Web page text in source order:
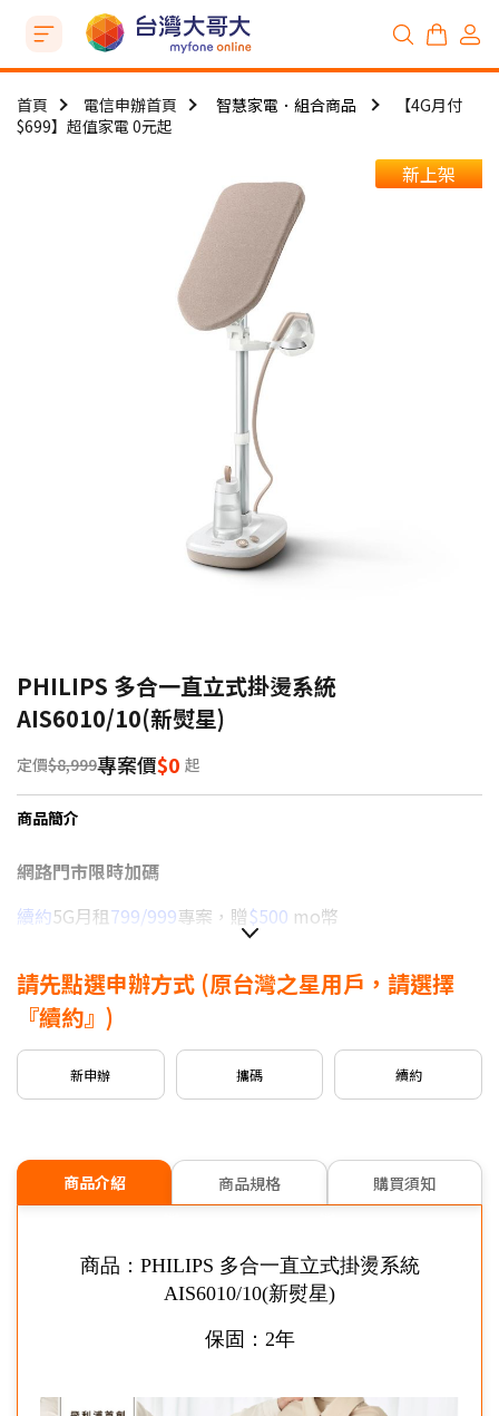
首頁 電信申辦首頁 智慧家電．組合商品
【4G月付
$699】超值家電 0元起
新上架
PHILIPS 多合一直立式掛燙系統
AIS6010/10(新熨星)
定價$8,999專案價$0 起
商品簡介
網路門市限時加碼
續約5G月租799/999專案，贈$500 mo幣
新申請/攜碼
599/799 專案，贈
新申請/攜碼5G月租 999以上專案，贈$1,000mo幣
※可享有之加碼內容依本商品可申辦之專案為主。
台灣大哥大Open Possible聯名卡最高回饋2%
請先點選申辦方式 (原台灣之星用戶，請選擇
『續約』)
新申辦 攜碼 續約
商品介紹 商品規格 購買須知
商品：PHILIPS 多合一直立式掛燙系統
AIS6010/10(新熨星)
保固：2年